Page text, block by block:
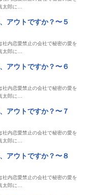
太郎に…
アウトですか？〜５
内恋愛禁止の会社で秘密の愛を
太郎に…
アウトですか？〜６
内恋愛禁止の会社で秘密の愛を
太郎に…
アウトですか？〜７
内恋愛禁止の会社で秘密の愛を
太郎に…
アウトですか？〜８
内恋愛禁止の会社で秘密の愛を
太郎に…